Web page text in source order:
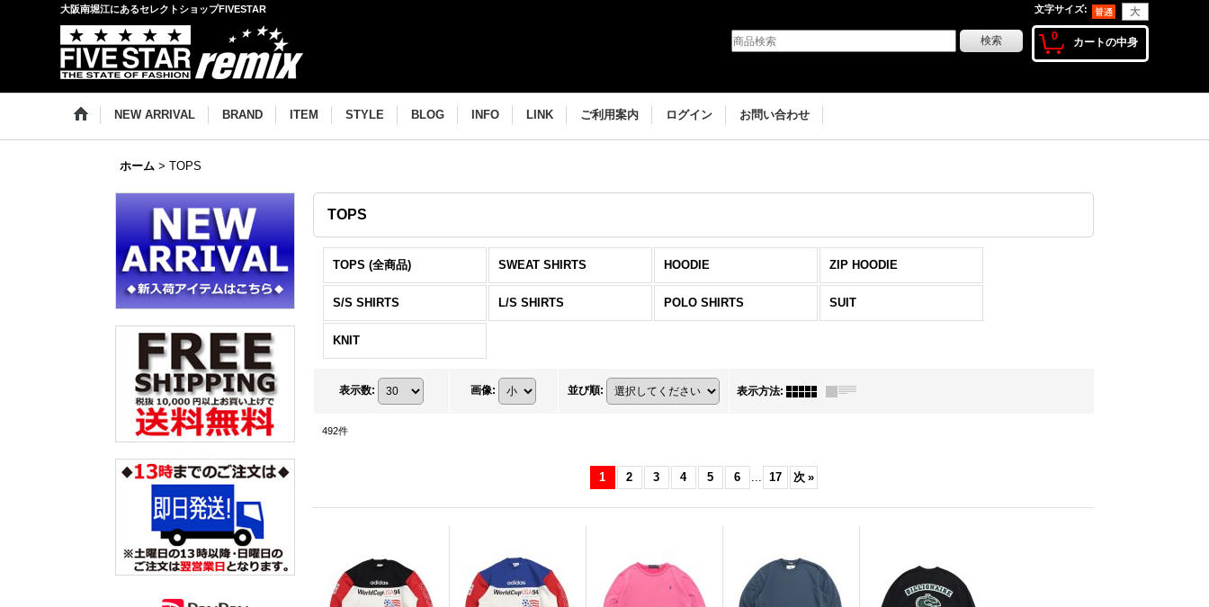
大阪南堀江にあるセレクトショップFIVESTAR 文字サイズ:
0 カートの中身
NEW ARRIVAL BRAND ITEM STYLE BLOG INFO LINK ご利用案内 ログイン お問い合わせ
ホーム > TOPS
TOPS
TOPS (全商品) SWEAT SHIRTS HOODIE ZIP HOODIE
S/S SHIRTS L/S SHIRTS POLO SHIRTS SUIT
KNIT
表示数: 画像: 並び順: 表示方法:
492件
1 2 3 4 5 6 ... 17 次 »